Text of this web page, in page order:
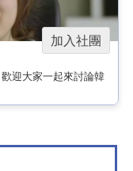
加入社團
歡迎大家一起來討論韓